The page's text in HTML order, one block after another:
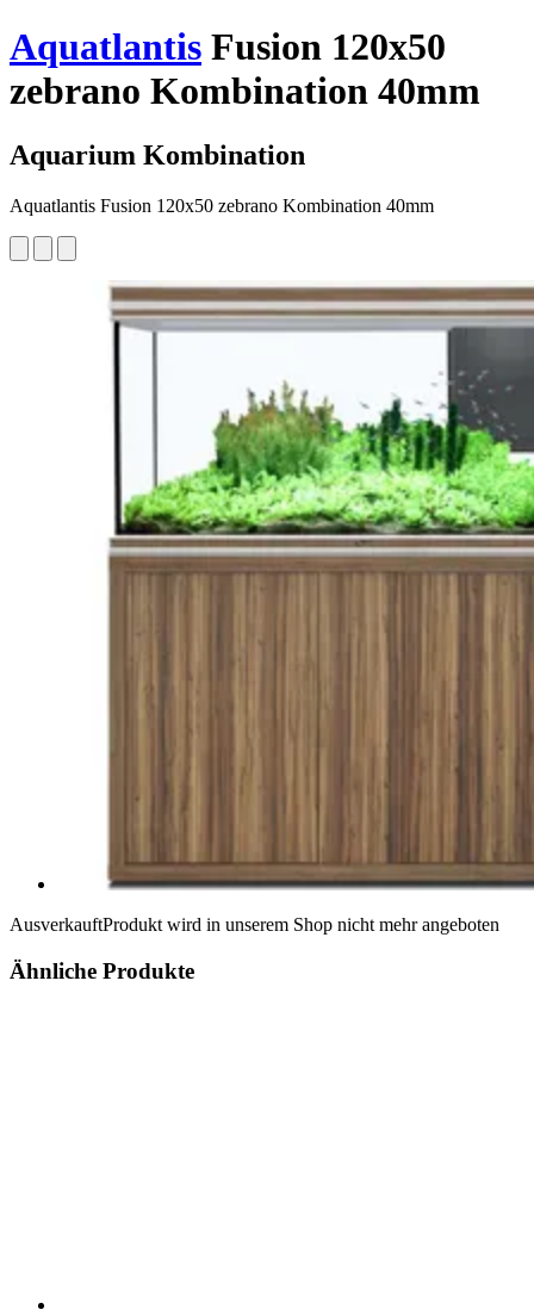
Aquatlantis Fusion 120x50
zebrano Kombination 40mm
Aquarium Kombination
Aquatlantis Fusion 120x50 zebrano Kombination 40mm
AusverkauftProdukt wird in unserem Shop nicht mehr angeboten
Ähnliche Produkte